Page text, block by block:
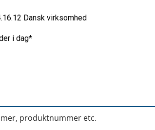
Dansk virksomhed
i dag*